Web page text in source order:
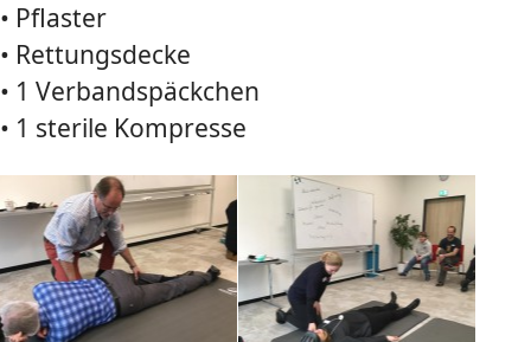
• Pflaster
• Rettungsdecke
• 1 Verbandspäckchen
• 1 sterile Kompresse